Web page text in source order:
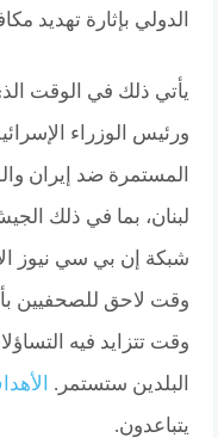
الدولي بإثارة تهديد
يأتي ذلك في الوقت
ورئيس الوزراء
المستمرة ضد إيران
لبنان، بما في ذلك
شبكة إن بي سي نيوز
وقت لاحق للصحفيين
وقت تتزايد فيه
البلدين ستستمر.
يتباعدون.